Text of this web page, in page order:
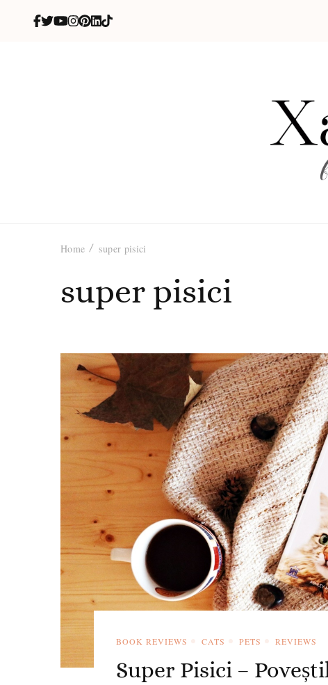
Home super pisici
super pisici
BOOK REVIEWS CATS PETS REVIEWS
Super Pisici –